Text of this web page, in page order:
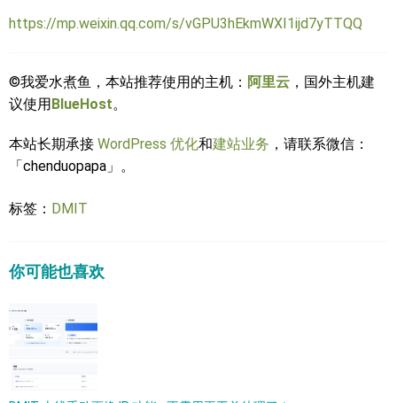
https://mp.weixin.qq.com/s/vGPU3hEkmWXI1ijd7yTTQQ
©我爱水煮鱼，本站推荐使用的主机： 阿里云 ，国外主机建
议使用BlueHost。
本站长期承接 WordPress 优化和建站业务 ，请联系微信：
「chenduopapa」。
标签： DMIT
你可能也喜欢